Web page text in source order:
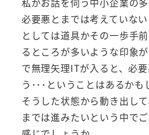
必要悪とまでは考えていな
としては道具かその一歩手
るところが多いような印象
で無理矢理ITが入ると、必
う･･･ということはあるかも
そうした状態から動き出し
までは進みたいという中で